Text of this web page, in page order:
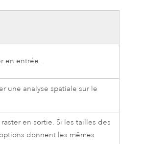
en entrée.
une analyse spatiale sur le
en sortie. Si les tailles des
donnent les mêmes